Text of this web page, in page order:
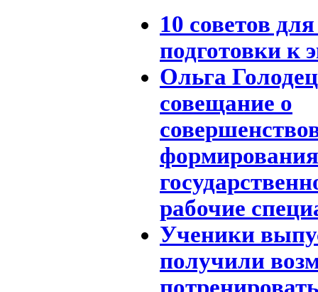
10 советов
подготовки к
Ольга
совещание о
формирования
рабочие
Ученики
получили